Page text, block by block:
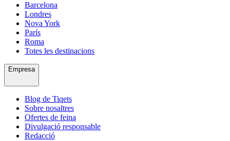
Barcelona
Londres
Nova York
París
Roma
Totes les destinacions
Empresa
Blog de Tiqets
Sobre nosaltres
Ofertes de feina
Divulgació responsable
Redacció